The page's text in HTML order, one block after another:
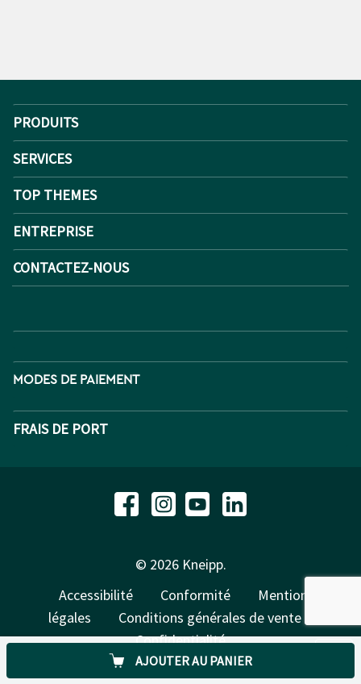
AJOUTER AU PANIER
PRODUITS
SERVICES
TOP THEMES
ENTREPRISE
CONTACTEZ-NOUS
MODES DE PAIEMENT
FRAIS DE PORT
© 2026 Kneipp.
Accessibilité
Conformité
Mentions
légales
Conditions générales de vente
Confidentialité